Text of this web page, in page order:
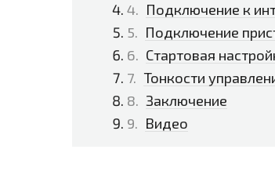
Подключение к
Подключение
Стартовая
Тонкости
Заключение
Видео